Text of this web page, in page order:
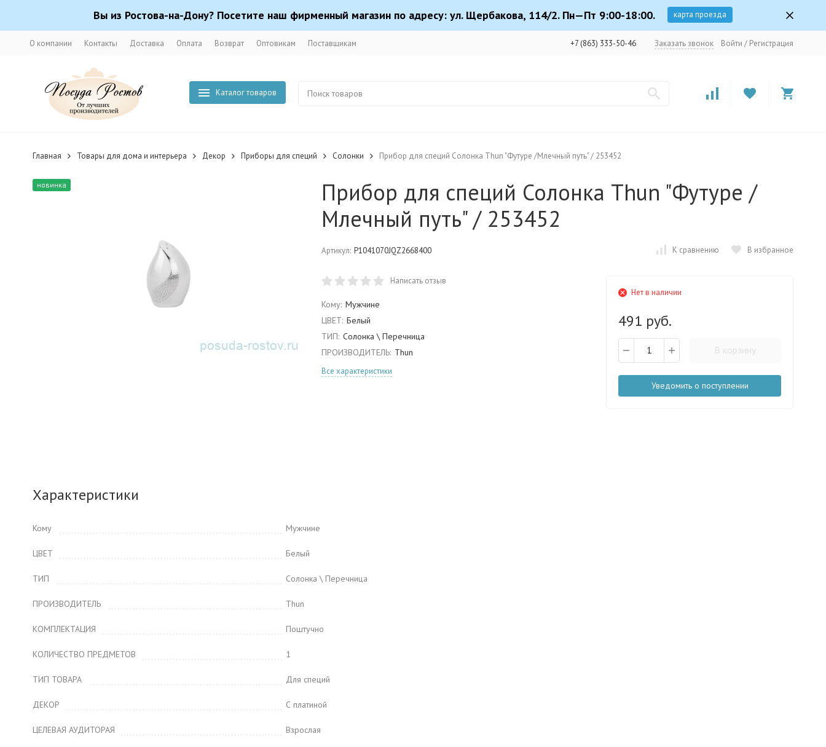
Вы из Ростова-на-Дону? Посетите наш фирменный магазин по адресу: ул. Щербакова, 114/2. Пн—Пт 9:00-18:00. карта проезда
О компании Контакты Доставка Оплата Возврат Оптовикам Поставщикам +7 (863) 333-50-46 Заказать звонок Войти / Регистрация
Каталог товаров
Главная Товары для дома и интерьера Декор Приборы для специй Солонки Прибор для специй Солонка Thun "Футуре /Млечный путь" / 253452
новинка
Прибор для специй Солонка Thun "Футуре /
Млечный путь" / 253452
Артикул: P1041070JQZ2668400 К сравнению В избранное
Написать отзыв
Кому: Мужчине
ЦВЕТ: Белый
ТИП: Солонка \ Перечница
ПРОИЗВОДИТЕЛЬ: Thun
Все характеристики
Нет в наличии
491 руб.
В корзину
Уведомить о поступлении
Характеристики
Кому Мужчине
ЦВЕТ Белый
ТИП Солонка \ Перечница
ПРОИЗВОДИТЕЛЬ Thun
КОМПЛЕКТАЦИЯ Поштучно
КОЛИЧЕСТВО ПРЕДМЕТОВ 1
ТИП ТОВАРА Для специй
ДЕКОР С платиной
ЦЕЛЕВАЯ АУДИТОРАЯ Взрослая